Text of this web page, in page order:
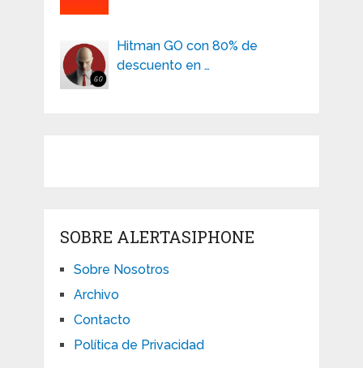
Hitman GO con 80% de
descuento en …
SOBRE ALERTASIPHONE
Sobre Nosotros
Archivo
Contacto
Política de Privacidad